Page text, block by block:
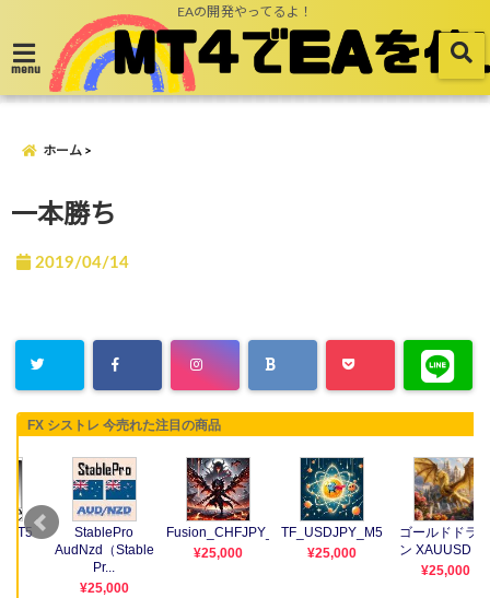
EAの開発やってるよ！
menu
ホーム
一本勝ち
2019/04/14